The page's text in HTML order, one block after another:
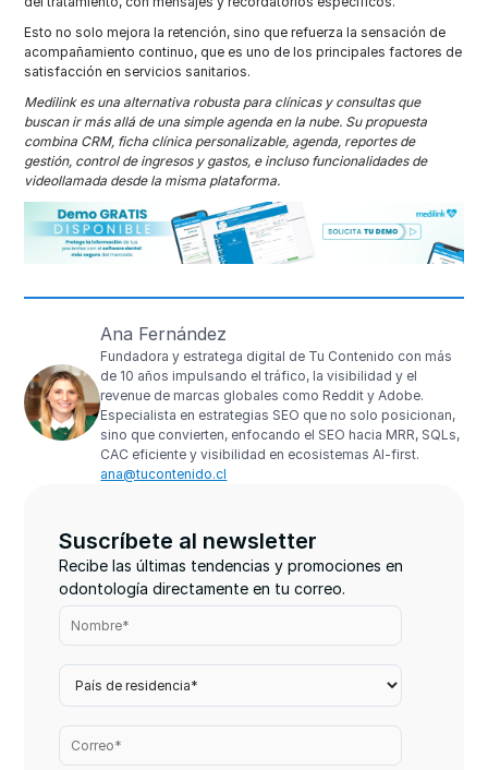
Esto no solo mejora la retención, sino que refuerza la sensación de
acompañamiento continuo, que es uno de los principales factores de
satisfacción en servicios sanitarios.​
Medilink es una alternativa robusta para clínicas y consultas que
buscan ir más allá de una simple agenda en la nube. Su propuesta
combina CRM, ficha clínica personalizable, agenda, reportes de
gestión, control de ingresos y gastos, e incluso funcionalidades de
videollamada desde la misma plataforma.
Ana Fernández
Fundadora y estratega digital de Tu Contenido con más
de 10 años impulsando el tráfico, la visibilidad y el
revenue de marcas globales como Reddit y Adobe.
Especialista en estrategias SEO que no solo posicionan,
sino que convierten, enfocando el SEO hacia MRR, SQLs,
CAC eficiente y visibilidad en ecosistemas AI-first.
ana@tucontenido.cl
Suscríbete al newsletter
Recibe las últimas tendencias y promociones en
odontología directamente en tu correo.